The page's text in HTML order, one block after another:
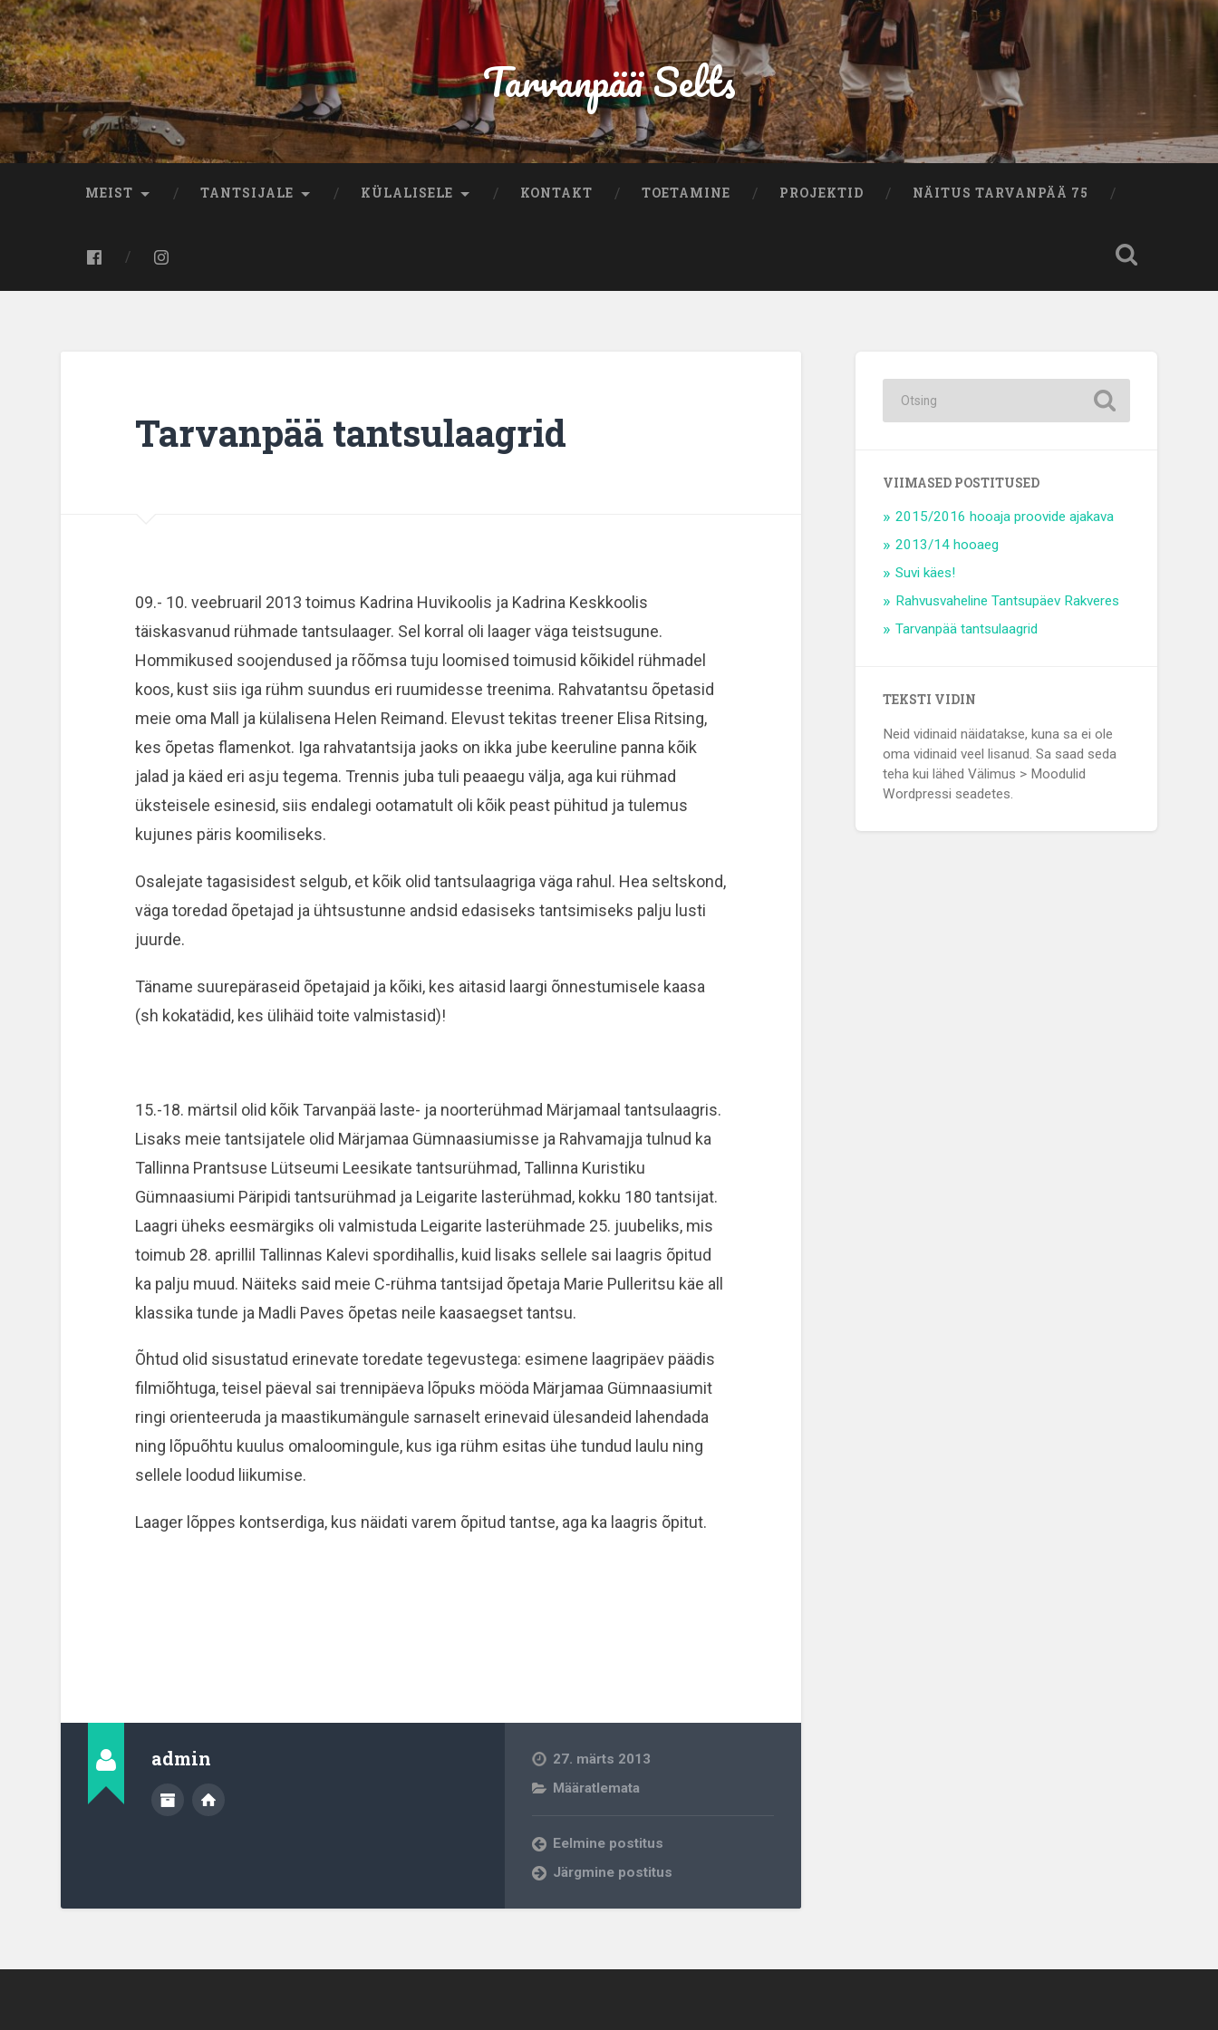
Tarvanpää Selts
MEIST TANTSIJALE KÜLALISELE KONTAKT TOETAMINE PROJEKTID NÄITUS TARVANPÄÄ 75
Tarvanpää tantsulaagrid
09.- 10. veebruaril 2013 toimus Kadrina Huvikoolis ja Kadrina Keskkoolis
täiskasvanud rühmade tantsulaager. Sel korral oli laager väga teistsugune.
Hommikused soojendused ja rõõmsa tuju loomised toimusid kõikidel rühmadel
koos, kust siis iga rühm suundus eri ruumidesse treenima. Rahvatantsu õpetasid
meie oma Mall ja külalisena Helen Reimand. Elevust tekitas treener Elisa Ritsing,
kes õpetas flamenkot. Iga rahvatantsija jaoks on ikka jube keeruline panna kõik
jalad ja käed eri asju tegema. Trennis juba tuli peaaegu välja, aga kui rühmad
üksteisele esinesid, siis endalegi ootamatult oli kõik peast pühitud ja tulemus
kujunes päris koomiliseks.
Osalejate tagasisidest selgub, et kõik olid tantsulaagriga väga rahul. Hea seltskond,
väga toredad õpetajad ja ühtsustunne andsid edasiseks tantsimiseks palju lusti
juurde.
Täname suurepäraseid õpetajaid ja kõiki, kes aitasid laargi õnnestumisele kaasa
(sh kokatädid, kes ülihäid toite valmistasid)!
15.-18. märtsil olid kõik Tarvanpää laste- ja noorterühmad Märjamaal tantsulaagris.
Lisaks meie tantsijatele olid Märjamaa Gümnaasiumisse ja Rahvamajja tulnud ka
Tallinna Prantsuse Lütseumi Leesikate tantsurühmad, Tallinna Kuristiku
Gümnaasiumi Päripidi tantsurühmad ja Leigarite lasterühmad, kokku 180 tantsijat.
Laagri üheks eesmärgiks oli valmistuda Leigarite lasterühmade 25. juubeliks, mis
toimub 28. aprillil Tallinnas Kalevi spordihallis, kuid lisaks sellele sai laagris õpitud
ka palju muud. Näiteks said meie C-rühma tantsijad õpetaja Marie Pulleritsu käe all
klassika tunde ja Madli Paves õpetas neile kaasaegset tantsu.
Õhtud olid sisustatud erinevate toredate tegevustega: esimene laagripäev päädis
filmiõhtuga, teisel päeval sai trennipäeva lõpuks mööda Märjamaa Gümnaasiumit
ringi orienteeruda ja maastikumängule sarnaselt erinevaid ülesandeid lahendada
ning lõpuõhtu kuulus omaloomingule, kus iga rühm esitas ühe tundud laulu ning
sellele loodud liikumise.
Laager lõppes kontserdiga, kus näidati varem õpitud tantse, aga ka laagris õpitut.
admin
27. märts 2013
Määratlemata
Eelmine postitus
Järgmine postitus
VIIMASED POSTITUSED
2015/2016 hooaja proovide ajakava
2013/14 hooaeg
Suvi käes!
Rahvusvaheline Tantsupäev Rakveres
Tarvanpää tantsulaagrid
TEKSTI VIDIN
Neid vidinaid näidatakse, kuna sa ei ole
oma vidinaid veel lisanud. Sa saad seda
teha kui lähed Välimus > Moodulid
Wordpressi seadetes.